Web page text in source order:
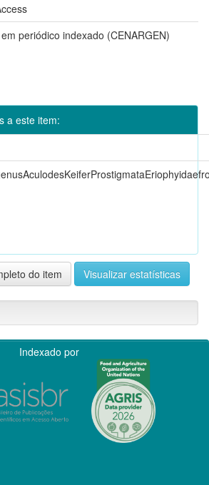
periódico indexado (CENARGEN)
a este item:
do item Visualizar estatísticas
Indexado por